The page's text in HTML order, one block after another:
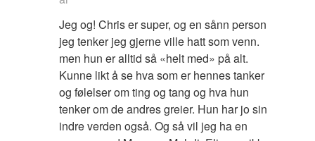
Jeg og! Chris er super, og en sånn person
jeg tenker jeg gjerne ville hatt som venn.
men hun er alltid så «helt med» på alt.
Kunne likt å se hva som er hennes tanker
og følelser om ting og tang og hva hun
tenker om de andres greier. Hun har jo sin
indre verden også. Og så vil jeg ha en